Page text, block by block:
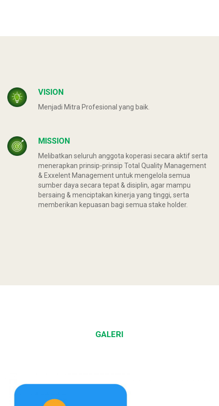
VISION
Menjadi Mitra Profesional yang baik.
MISSION
Melibatkan seluruh anggota koperasi secara aktif serta
menerapkan prinsip-prinsip Total Quality Management
& Exxelent Management untuk mengelola semua
sumber daya secara tepat & disiplin, agar mampu
bersaing & menciptakan kinerja yang tinggi, serta
memberikan kepuasan bagi semua stake holder.
GALERI